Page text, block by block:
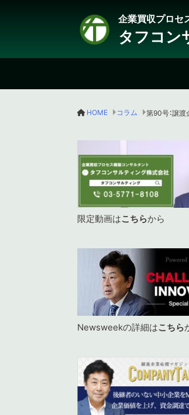
企業買収プロセ
タフコン
HOME コラム
限定動画はこちらから
Newsweekの詳細はこちら